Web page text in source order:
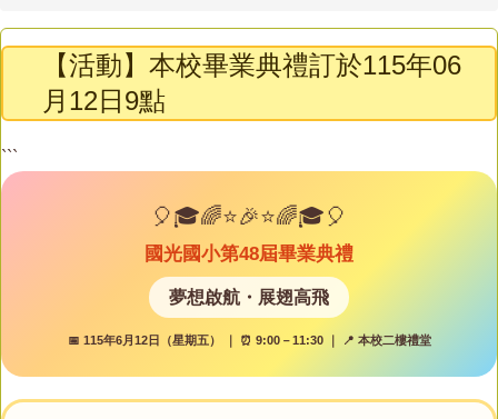
學生活動
教師研習
【活動】本校畢業典禮訂於115年06
月12日9點
```
🎈🎓🌈⭐🎉⭐🌈🎓🎈
國光國小第48屆畢業典禮
夢想啟航・展翅高飛
📅 115年6月12日（星期五） ｜ ⏰ 9:00－11:30 ｜ 📍 本校二樓禮堂